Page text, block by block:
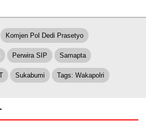
Komjen Pol Dedi Prasetyo
Perwira SIP Samapta
Sukabumi Tags: Wakapolri